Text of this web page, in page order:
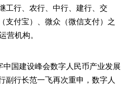
工行、农行、中行、建行、交
支付宝）、微众（微信支付）之
营机构。
国建设峰会数字人民币产业发展
副行长范一飞再次重申，数字人